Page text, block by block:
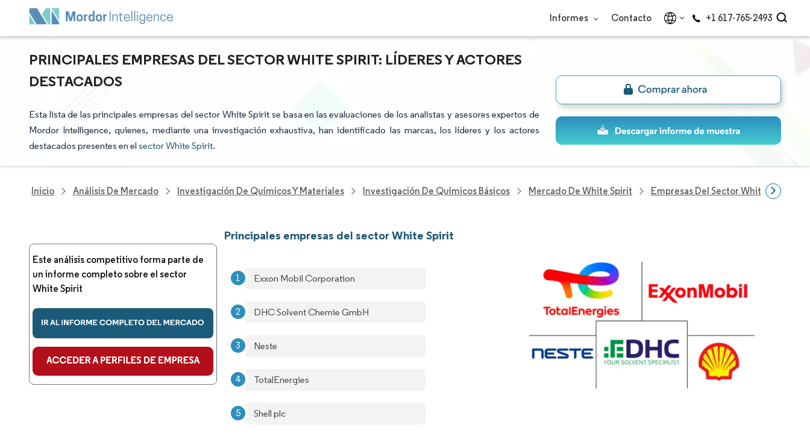
Informes Contacto +1 617-765-2493
PRINCIPALES EMPRESAS DEL SECTOR WHITE SPIRIT: LÍDERES Y ACTORES
DESTACADOS
Esta lista de las principales empresas del sector White Spirit se basa en las evaluaciones de los analistas y asesores expertos de
Mordor Intelligence, quienes, mediante una investigación exhaustiva, han identificado las marcas, los líderes y los actores
destacados presentes en el sector White Spirit.
Inicio Análisis De Mercado Investigación De Químicos Y Materiales Investigación De Químicos Básicos Mercado De White Spirit Empresas Del Sector White Spirit
Este análisis competitivo forma parte de
un informe completo sobre el sector
White Spirit
Principales empresas del sector White Spirit
Exxon Mobil Corporation
DHC Solvent Chemie GmbH
Neste
TotalEnergies
Shell plc